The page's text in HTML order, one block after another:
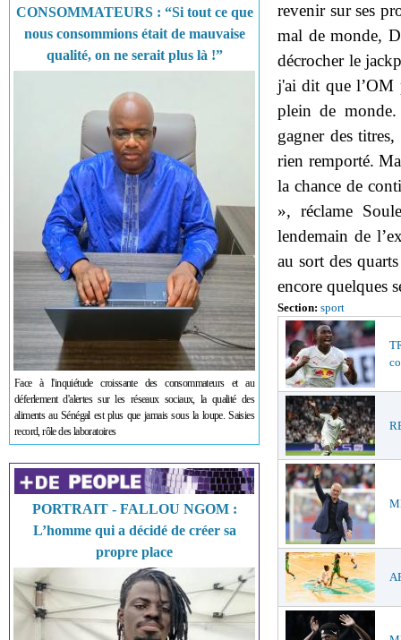
CONSOMMATEURS : “Si tout ce que
nous consommions était de mauvaise
qualité, on ne serait plus là !”
Face à l'inquiétude croissante des consommateurs et au
déferlement d'alertes sur les réseaux sociaux, la qualité des
aliments au Sénégal est plus que jamais sous la loupe. Saisies
record, rôle des laboratoires
PORTRAIT - FALLOU NGOM :
L’homme qui a décidé de créer sa
propre place
revenir sur ses
mal de monde,
décrocher le
j'ai dit que l’OM
plein de
gagner des
rien remporté.
la chance de
», réclame
lendemain de
au sort des
encore quelques
Section: sport